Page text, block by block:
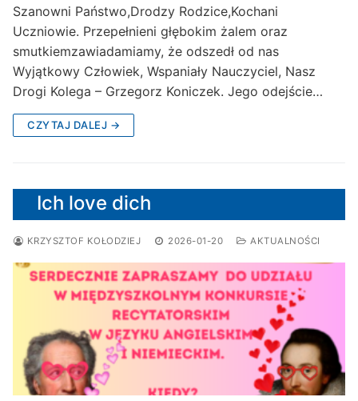
Szanowni Państwo,Drodzy Rodzice,Kochani
Uczniowie. Przepełnieni głębokim żalem oraz
smutkiemzawiadamiamy, że odszedł od nas
Wyjątkowy Człowiek, Wspaniały Nauczyciel, Nasz
Drogi Kolega – Grzegorz Koniczek. Jego odejście…
CZYTAJ DALEJ →
Ich love dich
KRZYSZTOF KOŁODZIEJ 2026-01-20 AKTUALNOŚCI